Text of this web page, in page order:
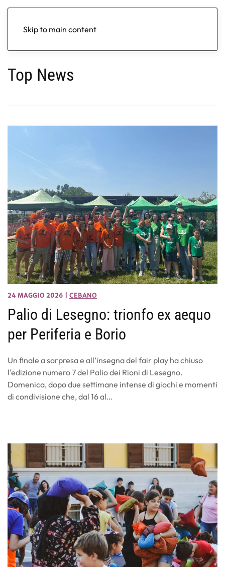
Skip to main content
Top News
24 MAGGIO 2026 CEBANO
Palio di Lesegno: trionfo ex aequo
per Periferia e Borio
Un finale a sorpresa e all’insegna del fair play ha chiuso
l'edizione numero 7 del Palio dei Rioni di Lesegno.
Domenica, dopo due settimane intense di giochi e momenti
di condivisione che, dal 16 al…